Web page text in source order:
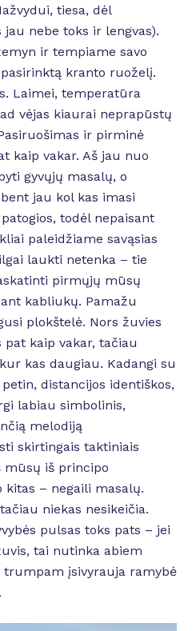
tiesa, dėl
jau nebe toks ir lengvas).
ir tempiame savo
kranto ruoželį.
Laimei, temperatūra
vėjas kiaurai neprapūstų
ir pirminė
kaip vakar. Aš jau nuo
gyvųjų masalų, o
jau kol kas imasi
todėl nepaisant
paleidžiame savąsias
laukti netenka – tie
pirmųjų mūsų
kabliukų. Pamažu
plokštelė. Nors žuvies
kaip vakar, tačiau
kas daugiau. Kadangi su
distancijos identiškos,
labiau simbolinis,
melodiją
skirtingais taktiniais
mūsų iš principo
– negaili masalų.
niekas nesikeičia.
pulsas toks pats – jei
tai nutinka abiem
įsivyrauja ramybė